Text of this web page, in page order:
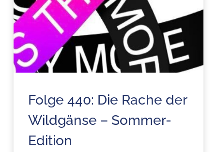
Folge 440: Die Rache der
Wildgänse – Sommer-
Edition